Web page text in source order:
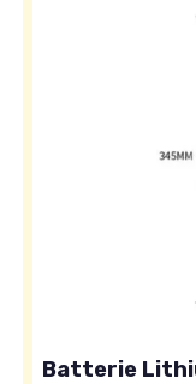
Batterie